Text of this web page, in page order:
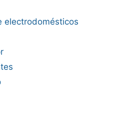
electrodomésticos